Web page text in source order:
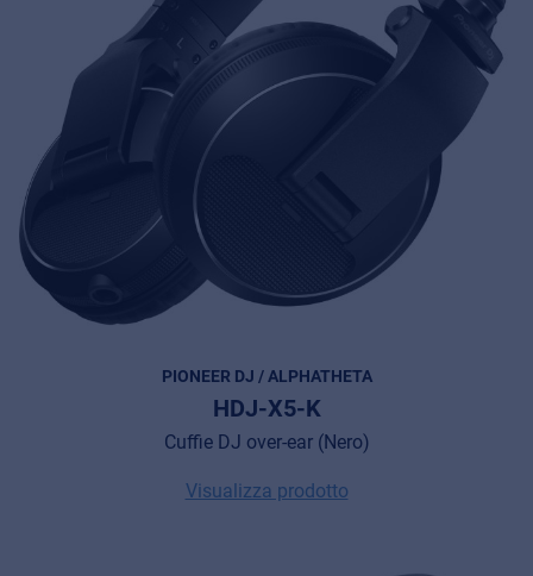
PIONEER DJ / ALPHATHETA
HDJ-X5-K
Cuffie DJ over-ear (Nero)
Visualizza prodotto